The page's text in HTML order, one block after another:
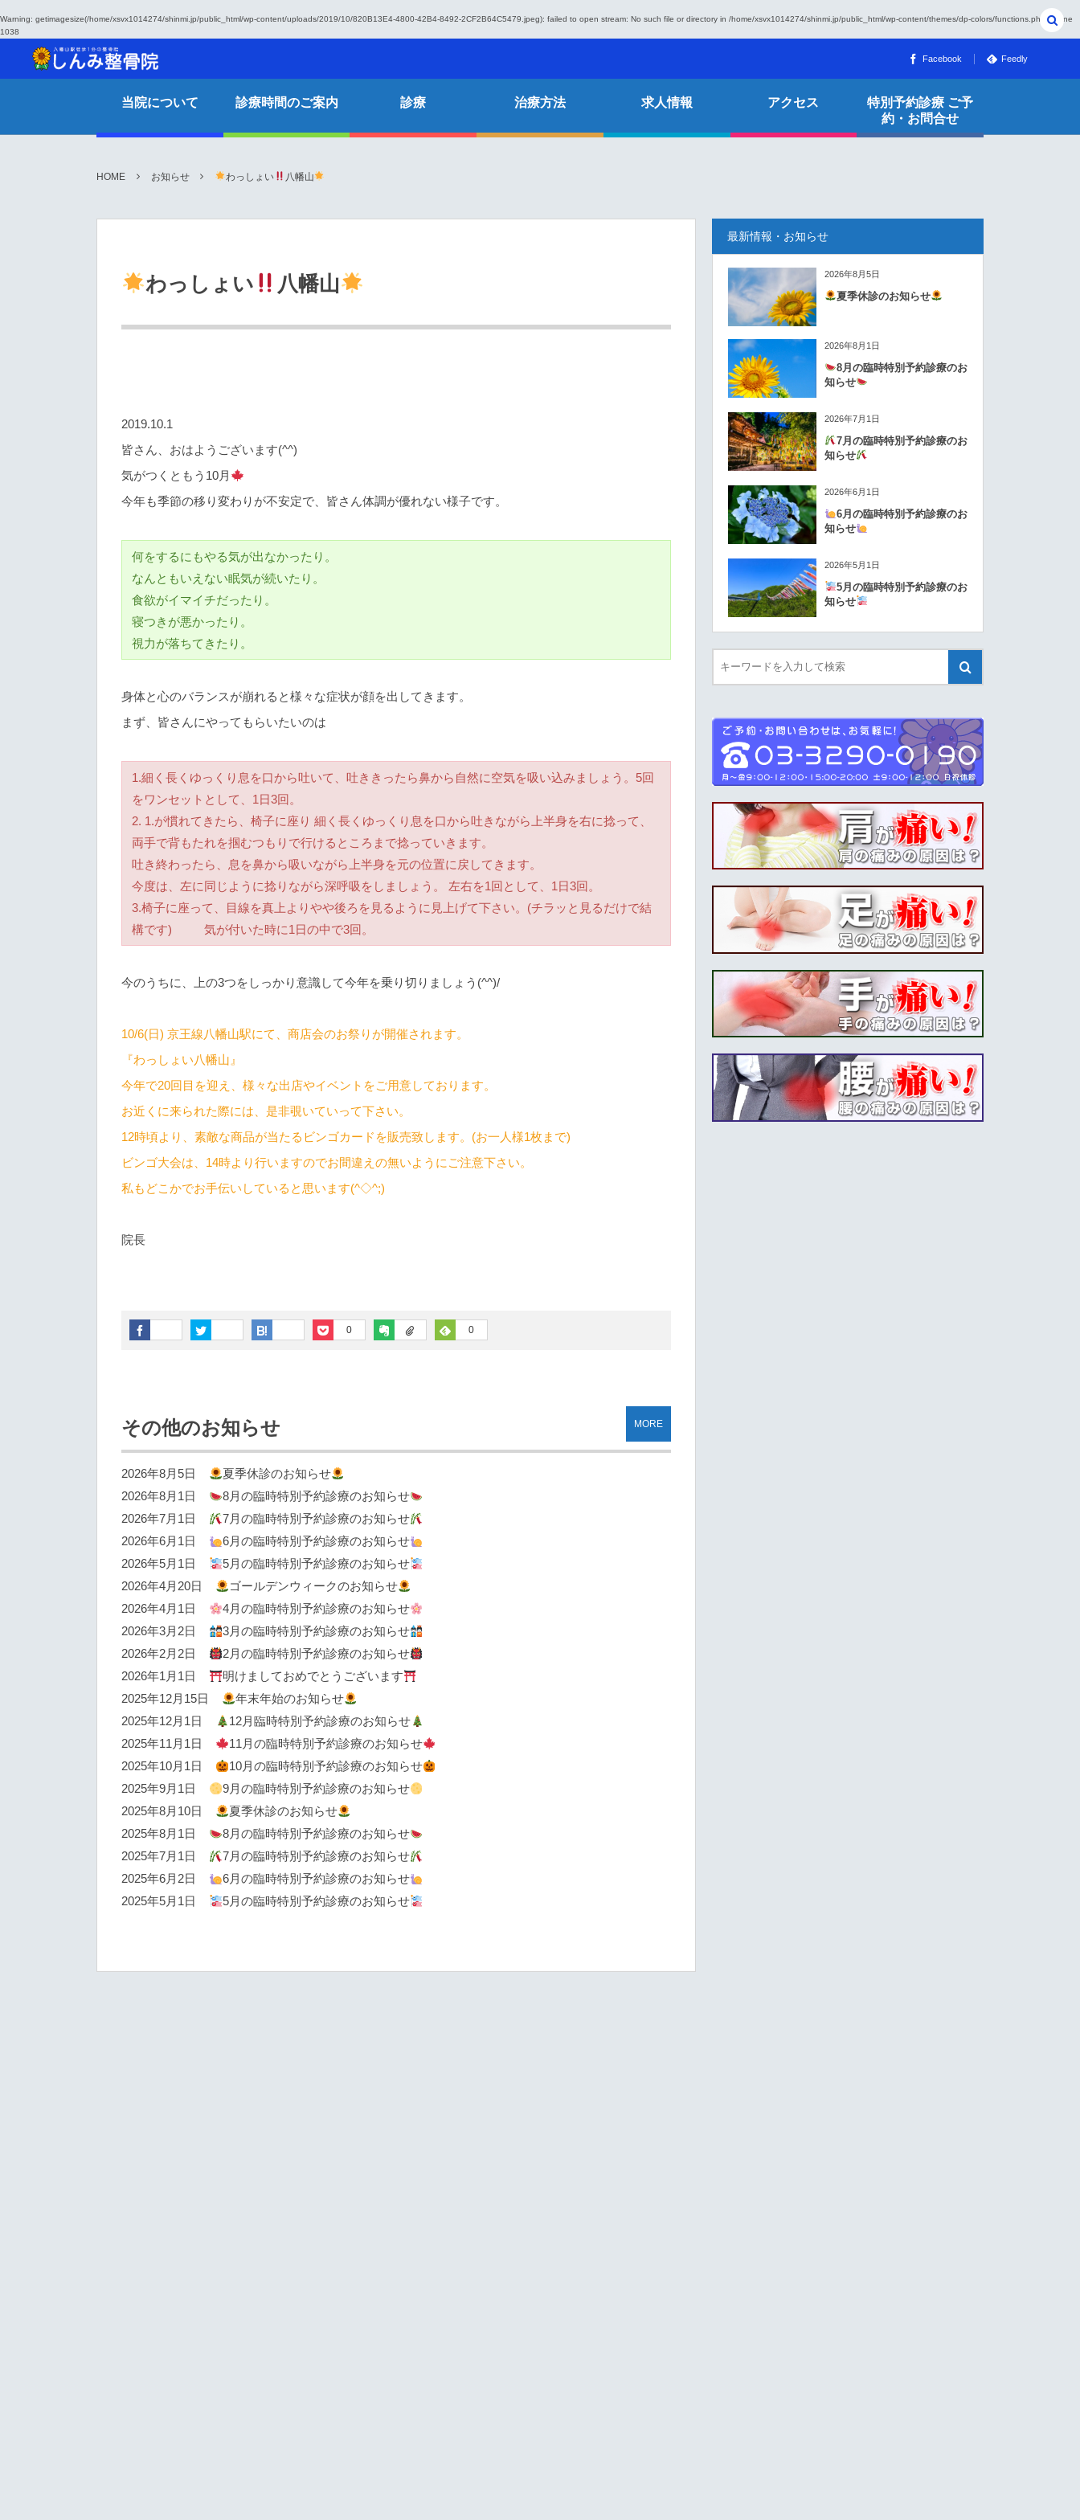
Warning: getimagesize(/home/xsvx1014274/shinmi.jp/public_html/wp-content/uploads/2019/10/820B13E4-4800-42B4-8492-2CF2B64C5479.jpeg): failed to open stream: No such file or directory in /home/xsvx1014274/shinmi.jp/public_html/wp-content/themes/dp-colors/functions.php
on line
1038
Facebook Feedly
当院について 診療時間のご案内 診療 治療方法 求人情報 アクセス
特別予約診療 ご予
約・お問合せ
HOME お知らせ わっしょい 八幡山
わっしょい 八幡山
2019.10.1
皆さん、おはようございます(^^)
気がつくともう10月
今年も季節の移り変わりが不安定で、皆さん体調が優れない様子です。
何をするにもやる気が出なかったり。
なんともいえない眠気が続いたり。
食欲がイマイチだったり。
寝つきが悪かったり。
視力が落ちてきたり。
身体と心のバランスが崩れると様々な症状が顔を出してきます。
まず、皆さんにやってもらいたいのは
1.細く長くゆっくり息を口から吐いて、吐ききったら鼻から自然に空気を吸い込みましょう。5回
をワンセットとして、1日3回。
2. 1.が慣れてきたら、椅子に座り 細く長くゆっくり息を口から吐きながら上半身を右に捻って、
両手で背もたれを掴むつもりで行けるところまで捻っていきます。
吐き終わったら、息を鼻から吸いながら上半身を元の位置に戻してきます。
今度は、左に同じように捻りながら深呼吸をしましょう。 左右を1回として、1日3回。
3.椅子に座って、目線を真上よりやや後ろを見るように見上げて下さい。(チラッと見るだけで結
構です) 気が付いた時に1日の中で3回。
今のうちに、上の3つをしっかり意識して今年を乗り切りましょう(^^)/
10/6(日) 京王線八幡山駅にて、商店会のお祭りが開催されます。
『わっしょい八幡山』
今年で20回目を迎え、様々な出店やイベントをご用意しております。
お近くに来られた際には、是非覗いていって下さい。
12時頃より、素敵な商品が当たるビンゴカードを販売致します。(お一人様1枚まで)
ビンゴ大会は、14時より行いますのでお間違えの無いようにご注意下さい。
私もどこかでお手伝いしていると思います(^◇^;)
院長
0 0
その他のお知らせ
2026年8月5日
夏季休診のお知らせ
2026年8月1日
8月の臨時特別予約診療のお知らせ
2026年7月1日
7月の臨時特別予約診療のお知らせ
2026年6月1日
6月の臨時特別予約診療のお知らせ
2026年5月1日
5月の臨時特別予約診療のお知らせ
2026年4月20日
ゴールデンウィークのお知らせ
2026年4月1日
4月の臨時特別予約診療のお知らせ
2026年3月2日
3月の臨時特別予約診療のお知らせ
2026年2月2日
2月の臨時特別予約診療のお知らせ
2026年1月1日
明けましておめでとうございます
2025年12月15日
年末年始のお知らせ
2025年12月1日
12月臨時特別予約診療のお知らせ
2025年11月1日
11月の臨時特別予約診療のお知らせ
2025年10月1日
10月の臨時特別予約診療のお知らせ
2025年9月1日
9月の臨時特別予約診療のお知らせ
2025年8月10日
夏季休診のお知らせ
2025年8月1日
8月の臨時特別予約診療のお知らせ
2025年7月1日
7月の臨時特別予約診療のお知らせ
2025年6月2日
6月の臨時特別予約診療のお知らせ
2025年5月1日
5月の臨時特別予約診療のお知らせ
MORE
最新情報・お知らせ
2026年8月5日
夏季休診のお知らせ
2026年8月1日
8月の臨時特別予約診療のお
知らせ
2026年7月1日
7月の臨時特別予約診療のお
知らせ
2026年6月1日
6月の臨時特別予約診療のお
知らせ
2026年5月1日
5月の臨時特別予約診療のお
知らせ